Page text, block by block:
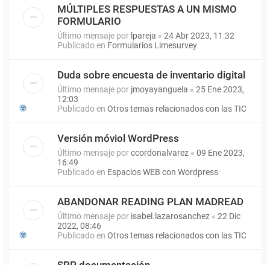
MÚLTIPLES RESPUESTAS A UN MISMO
FORMULARIO
Último mensaje por lpareja « 24 Abr 2023, 11:32
Publicado en Formularios Limesurvey
Duda sobre encuesta de inventario digital
Último mensaje por jmoyayanguela « 25 Ene 2023,
12:03
Publicado en Otros temas relacionados con las TIC
Versión móviol WordPress
Último mensaje porccordonalvarez « 09 Ene 2023,
16:49
Publicado en Espacios WEB con Wordpress
ABANDONAR READING PLAN MADREAD
Último mensaje por isabel.lazarosanchez « 22 Dic
2022, 08:46
Publicado en Otros temas relacionados con las TIC